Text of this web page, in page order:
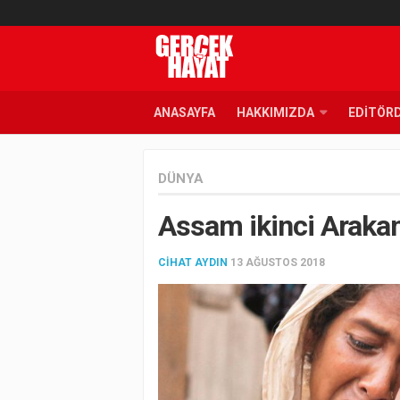
ANASAYFA HAKKIMIZDA
DÜNYA
Assam ikinci
CIHAT AYDIN 13 AĞUSTOS 2018